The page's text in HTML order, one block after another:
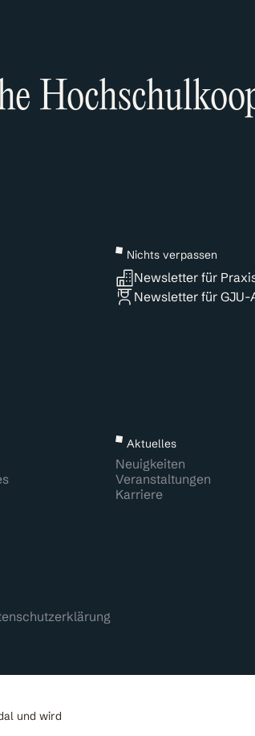
Nichts verpassen
Newsletter für
Newsletter für GJU-
Aktuelles
Neuigkeiten
Veranstaltungen
Karriere
und wird